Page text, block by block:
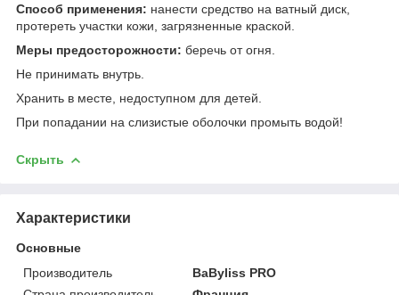
Способ применения: нанести средство на ватный диск,
протереть участки кожи, загрязненные краской.
Меры предосторожности: беречь от огня.
Не принимать внутрь.
Хранить в месте, недоступном для детей.
При попадании на слизистые оболочки промыть водой!
Скрыть
Характеристики
Основные
Производитель
BaByliss PRO